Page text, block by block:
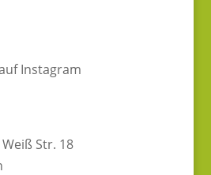
Instagram
Str. 18